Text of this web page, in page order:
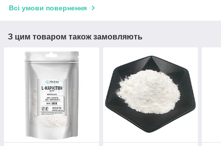
Всі умови повернення
З цим товаром також замовляють